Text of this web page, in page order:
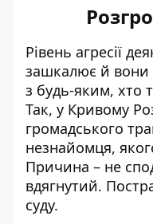
Рівень агресії
зашкалює й вони
з будь-яким, хто
Так, у Кривому
громадського
незнайомця,
Причина – не
вдягнутий.
суду.